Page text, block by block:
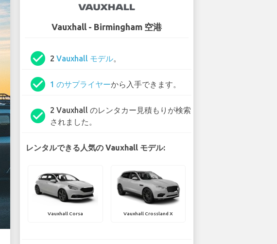
Vauxhall - Birmingham 空港
check_circle 2Vauxhall モデル。
check_circle 1 のサプライヤーから入手できます。
check_circle
2 Vauxhall のレンタカー見積もりが検索
されました。
レンタルできる人気の Vauxhall モデル:
Vauxhall Corsa Vauxhall Crossland X